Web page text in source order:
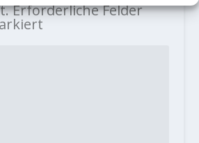
Erforderliche Felder